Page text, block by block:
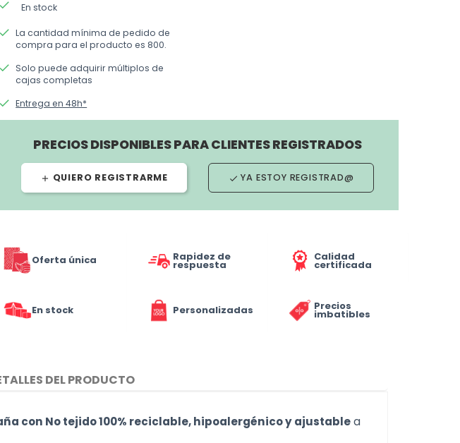
done En stock
done La cantidad mínima de pedido de
compra para el producto es 800.
done Solo puede adquirir múltiplos de
cajas completas
done Entrega en 48h*
PRECIOS DISPONIBLES PARA CLIENTES REGISTRADOS
add QUIERO REGISTRARME done YA ESTOY REGISTRAD@
Oferta única Rapidez de
respuesta
Calidad
certificada
En stock Personalizadas Precios
imbatibles
DEL PRODUCTO
con No tejido 100% reciclable, hipoalergénico y ajustablea